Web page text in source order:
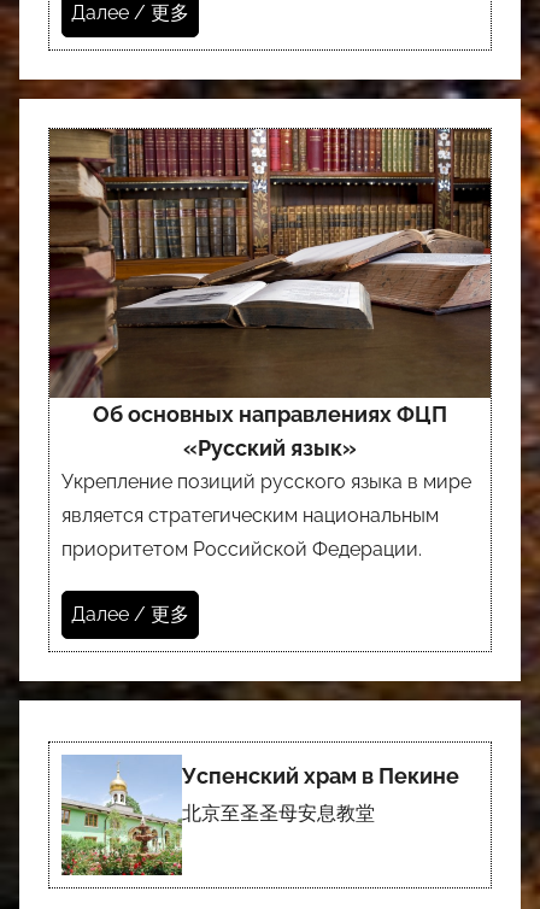
Далее / 更多
Об основных направлениях ФЦП
«Русский язык»
Укрепление позиций русского языка в мире
является стратегическим национальным
приоритетом Российской Федерации.
Далее / 更多
Успенский храм в Пекине
北京至圣圣母安息教堂